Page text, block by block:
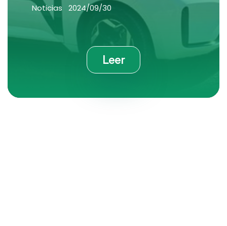
Noticias 2024/09/30
Leer